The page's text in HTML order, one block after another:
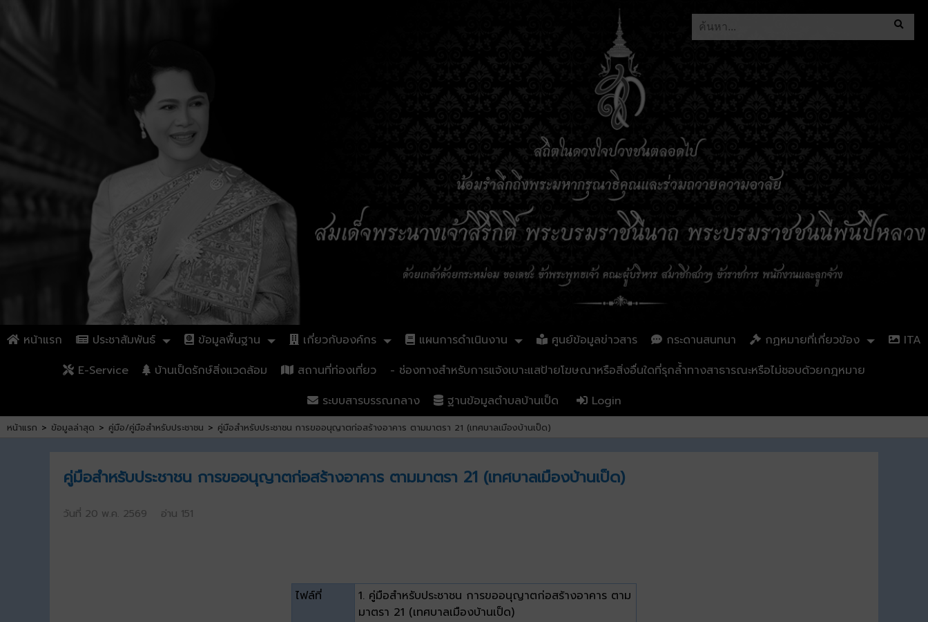
หน้าแรก ประชาสัมพันธ์ ข้อมูลพื้นฐาน เกี่ยวกับองค์กร แผนการดำเนินงาน ศูนย์ข้อมูลข่าวสาร กระดานสนทนา กฏหมายที่เกี่ยวข้อง
ITA
E-Service
บ้านเป็ดรักษ์สิ่งแวดล้อม สถานที่ท่องเที่ยว
- ช่องทางสำหรับการแจ้งเบาะแสป้ายโฆษณาหรือสิ่งอื่นใดที่รุกล้ำทางสาธารณะหรือไม่ชอบด้วยกฎหมาย
ระบบสารบรรณกลาง
ฐานข้อมูลตำบลบ้านเป็ด Login
หน้าแรก > ข้อมูลล่าสุด > คู่มือ/คู่มือสำหรับประชาชน > คู่มือสำหรับประชาชน การขออนุญาตก่อสร้างอาคาร ตามมาตรา 21 (เทศบาลเมืองบ้านเป็ด)
คู่มือสำหรับประชาชน การขออนุญาตก่อสร้างอาคาร ตามมาตรา 21 (เทศบาลเมืองบ้านเป็ด)
วันที่ 20 พ.ค. 2569 อ่าน 151
ไฟล์ที่
1. คู่มือสำหรับประชาชน การขออนุญาตก่อสร้างอาคาร ตาม
มาตรา 21 (เทศบาลเมืองบ้านเป็ด)